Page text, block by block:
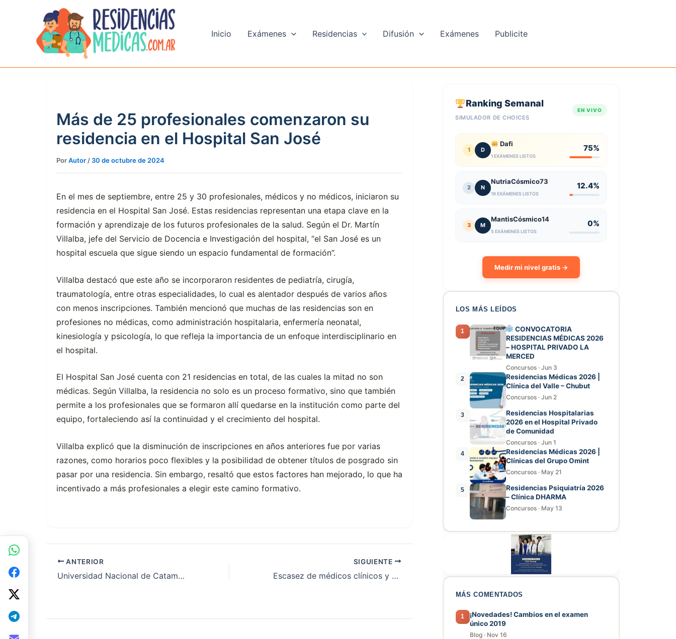
Inicio Exámenes Residencias Difusión Exámenes Publicite
Más de 25 profesionales comenzaron su
residencia en el Hospital San José
PorAutor / 30 de octubre de 2024
En el mes de septiembre, entre 25 y 30 profesionales, médicos y no médicos, iniciaron su
residencia en el Hospital San José. Estas residencias representan una etapa clave en la
formación y aprendizaje de los futuros profesionales de la salud. Según el Dr. Martín
Villalba, jefe del Servicio de Docencia e Investigación del hospital, “el San José es un
hospital escuela que sigue siendo un espacio fundamental de formación”.
Villalba destacó que este año se incorporaron residentes de pediatría, cirugía,
traumatología, entre otras especialidades, lo cual es alentador después de varios años
con menos inscripciones. También mencionó que muchas de las residencias son en
profesiones no médicas, como administración hospitalaria, enfermería neonatal,
kinesiología y psicología, lo que refleja la importancia de un enfoque interdisciplinario en
el hospital.
El Hospital San José cuenta con 21 residencias en total, de las cuales la mitad no son
médicas. Según Villalba, la residencia no solo es un proceso formativo, sino que también
permite a los profesionales que se formaron allí quedarse en la institución como parte del
equipo, fortaleciendo así la continuidad y el crecimiento del hospital.
Villalba explicó que la disminución de inscripciones en años anteriores fue por varias
razones, como horarios poco flexibles y la posibilidad de obtener títulos de posgrado sin
pasar por una residencia. Sin embargo, resaltó que estos factores han mejorado, lo que ha
incentivado a más profesionales a elegir este camino formativo.
ANTERIOR
Universidad Nacional de Catamarca: la carrera de Medicina será una realidad
SIGUIENTE
Escasez de médicos clínicos y pediatras: un desafío creciente en la Argentina
Ranking Semanal
SIMULADOR DE CHOICES
EN VIVO
1 D
Dafi
1 EXÁMENES LISTOS
75%
2 N
NutriaCósmico73
19 EXÁMENES LISTOS
12.4%
3 M
MantisCósmico14
5 EXÁMENES LISTOS
0%
Medir mi nivel gratis →
LOS MÁS LEÍDOS
1
CONVOCATORIA
RESIDENCIAS MÉDICAS 2026
– HOSPITAL PRIVADO LA
MERCED
Concursos · Jun 3
2
Residencias Médicas 2026 |
Clínica del Valle – Chubut
Concursos · Jun 2
3
Residencias Hospitalarias
2026 en el Hospital Privado
de Comunidad
Concursos · Jun 1
4
Residencias Médicas 2026 |
Clínicas del Grupo Omint
Concursos · May 21
5
Residencias Psiquiatría 2026
– Clínica DHARMA
Concursos · May 13
MÁS COMENTADOS
1
¡Novedades! Cambios en el examen
único 2019
Blog · Nov 16